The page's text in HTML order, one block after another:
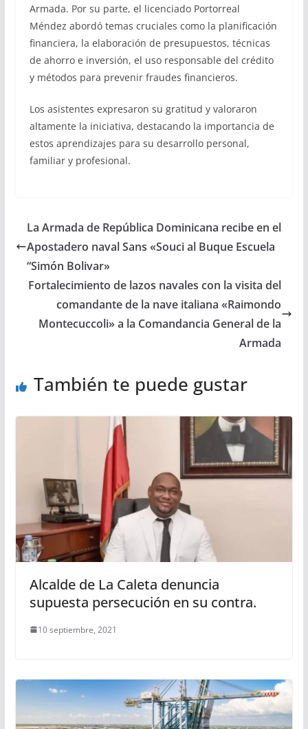
Armada. Por su parte, el licenciado Portorreal
Méndez abordó temas cruciales como la planificación
financiera, la elaboración de presupuestos, técnicas
de ahorro e inversión, el uso responsable del crédito
y métodos para prevenir fraudes financieros.
Los asistentes expresaron su gratitud y valoraron
altamente la iniciativa, destacando la importancia de
estos aprendizajes para su desarrollo personal,
familiar y profesional.
La Armada de República Dominicana recibe en el
Apostadero naval Sans «Souci al Buque Escuela
“Simón Bolivar»
Fortalecimiento de lazos navales con la visita del
comandante de la nave italiana «Raimondo
Montecuccoli» a la Comandancia General de la
Armada
También te puede gustar
Alcalde de La Caleta denuncia
supuesta persecución en su contra.
10 septiembre, 2021